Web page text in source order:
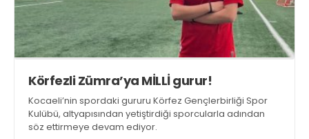
Körfezli Zümra’ya MİLLİ gurur!
Kocaeli’nin spordaki gururu Körfez Gençlerbirliği Spor
Kulübü, altyapısından yetiştirdiği sporcularla adından
söz ettirmeye devam ediyor.